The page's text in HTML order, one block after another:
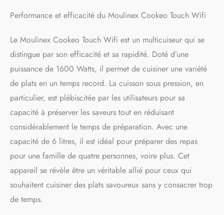
par étape, grâce aux photos
inclinable CUISINEZ
RAPIDEMENT : Découvrez
plus de 100 recettes
réalisables en moins de 10
min, et 13 modes de cuisson
dont cuire sous pression
très rapidement (mode
express), cuire à la vapeur
(légumes), mijoter (risotto),
dorer ou cuire lentement
(viandes, ragoûts) et
réchauffer TROUVEZ LA
RECETTE IDEALE :
fonction des ingrédients
Performance et efficacité du Moulinex Cookeo Touch Wifi
Le Moulinex Cookeo Touch Wifi est un multicuiseur qui se
distingue par son efficacité et sa rapidité. Doté d’une
puissance de 1600 Watts, il permet de cuisiner une variété
de plats en un temps record. La cuisson sous pression, en
particulier, est plébiscitée par les utilisateurs pour sa
capacité à préserver les saveurs tout en réduisant
considérablement le temps de préparation. Avec une
capacité de 6 litres, il est idéal pour préparer des repas
pour une famille de quatre personnes, voire plus. Cet
appareil se révèle être un véritable allié pour ceux qui
souhaitent cuisiner des plats savoureux sans y consacrer trop
de temps.